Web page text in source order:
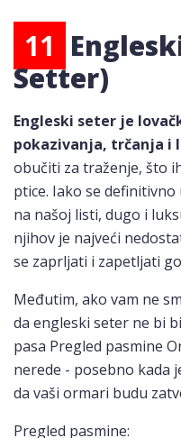
11
Setter)
Engleski seter je
pokazivanja, trčanja i
obučiti za traženje, što
ptice. Iako se
na našoj listi, dugo i
njihov je najveći
se zaprljati i zapetljati
Međutim, ako vam ne
da engleski seter ne bi
pasa Pregled pasmine
nerede - posebno kada
da vaši ormari budu
Pregled pasmine: